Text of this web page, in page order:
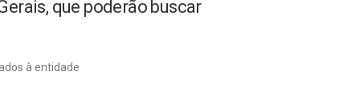
que poderão buscar
à entidade